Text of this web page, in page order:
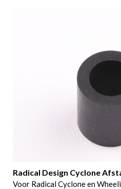
Radical Design Cyclone
Voor Radical Cyclone en